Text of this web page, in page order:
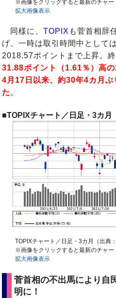
※画像をクリックすると最新のチャー
拡大画像表示
同様に、TOPIX も菅首相辞
げ、一時は取引時間中として
2018.57ポイントまで上昇。
31.88ポイント（1.61％）高
4月17日以来、約30年4カ月ぶ
た 。
■TOPIXチャート／日足・3カ月
TOPIXチャート／日足・3カ月（出典
※画像をクリックすると最新のチャー
拡大画像表示
菅首相の不出馬により自
明に！